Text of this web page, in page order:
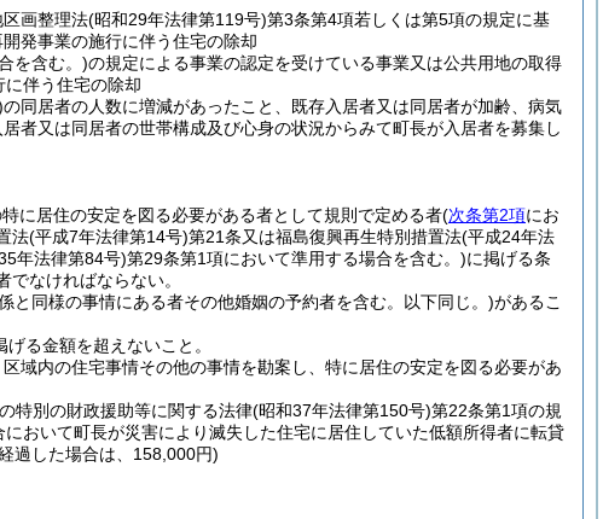
画整理法(昭和29年法律第119号)第3条第4項若しくは第5項の規定に基
発事業の施行に伴う住宅の除却
を含む。)の規定による事業の認定を受けている事業又は公共用地の取得
伴う住宅の除却
の同居者の人数に増減があったこと、既存入居者又は同居者が加齢、病気
者又は同居者の世帯構成及び心身の状況からみて町長が入居者を募集し
に居住の安定を図る必要がある者として規則で定める者(次条第2項にお
法(平成7年法律第14号)第21条又は福島復興再生特別措置法(平成24年法
年法律第84号)第29条第1項において準用する場合を含む。)に掲げる条
でなければならない。
と同様の事情にある者その他婚姻の予約者を含む。以下同じ。)があるこ
げる金額を超えないこと。
域内の住宅事情その他の事情を勘案し、特に居住の安定を図る必要があ
特別の財政援助等に関する法律(昭和37年法律第150号)第22条第1項の規
おいて町長が災害により滅失した住宅に居住していた低額所得者に転貸
過した場合は、158,000円)